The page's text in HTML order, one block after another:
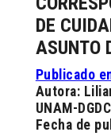
DE
ASUNTO
Publicado
Autora:
UNAM-DGDC
Fecha de